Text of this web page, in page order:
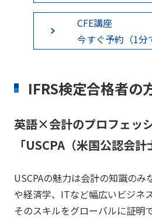
CFE講座
今すぐ予約（1分
IFRS検定合格者の
英語×会計のプロフェッ
「USCPA（米国公認会計
USCPAの魅力は会計の知識のみ
や経済学、ITなど幅広いビジネ
そのスキルをグローバルに証明